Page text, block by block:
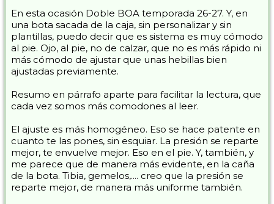
En esta ocasión Doble BOA temporada 26-27. Y, en
una bota sacada de la caja, sin personalizar y sin
plantillas, puedo decir que es sistema es muy cómodo
al pie. Ojo, al pie, no de calzar, que no es más rápido ni
más cómodo de ajustar que unas hebillas bien
ajustadas previamente.
Resumo en párrafo aparte para facilitar la lectura, que
cada vez somos más comodones al leer.
El ajuste es más homogéneo. Eso se hace patente en
cuanto te las pones, sin esquiar. La presión se reparte
mejor, te envuelve mejor. Eso en el pie. Y, también, y
me parece que de manera más evidente, en la caña
de la bota. Tibia, gemelos,.... creo que la presión se
reparte mejor, de manera más uniforme también.